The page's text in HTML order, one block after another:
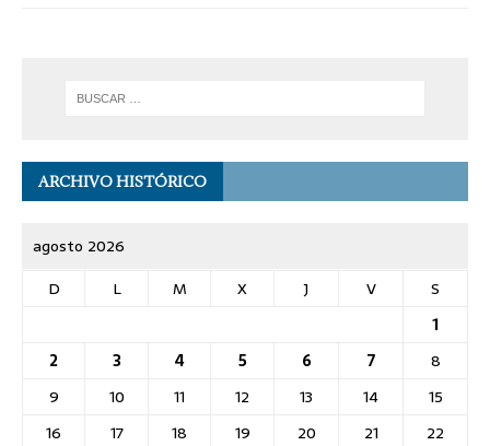
ARCHIVO HISTÓRICO
agosto 2026
D
L M X J V
S
1
2
3 4 5 6 7
8
9
10 11 12 13 14
15
16
17 18 19 20 21
22